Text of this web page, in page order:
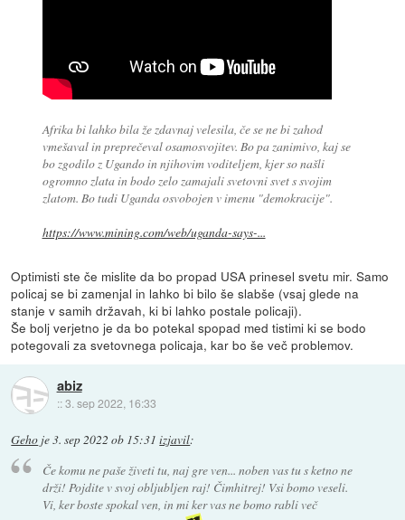
Afrika bi lahko bila že zdavnaj velesila, če se ne bi zahod
vmešaval in preprečeval osamosvojitev. Bo pa zanimivo, kaj se
bo zgodilo z Ugando in njihovim voditeljem, kjer so našli
ogromno zlata in bodo zelo zamajali svetovni svet s svojim
zlatom. Bo tudi Uganda osvobojen v imenu "demokracije".
https://www.mining.com/web/uganda-says-...
Optimisti ste če mislite da bo propad USA prinesel svetu mir. Samo
policaj se bi zamenjal in lahko bi bilo še slabše (vsaj glede na
stanje v samih državah, ki bi lahko postale policaji).
Še bolj verjetno je da bo potekal spopad med tistimi ki se bodo
potegovali za svetovnega policaja, kar bo še več problemov.
abiz
::3. sep 2022, 16:33
Geho je3. sep 2022 ob 15:31 izjavil:
Če komu ne paše živeti tu, naj gre ven... noben vas tu s ketno ne
drži! Pojdite v svoj obljubljen raj! Čimhitrej! Vsi bomo veseli.
Vi, ker boste spokal ven, in mi ker vas ne bomo rabli več